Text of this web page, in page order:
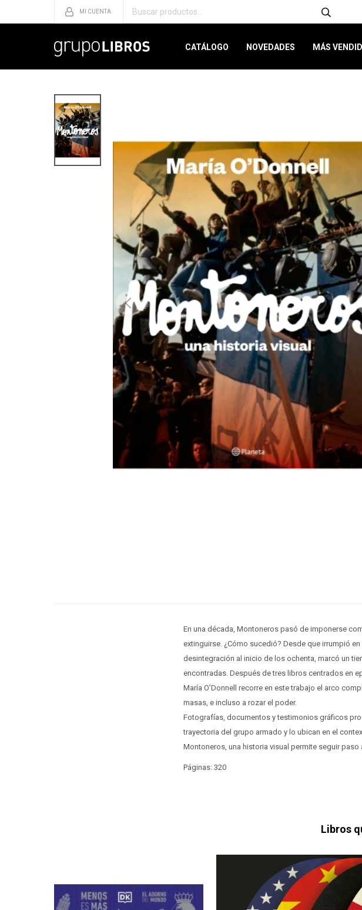
CATÁLOGO NOVEDADES MÁS
En una década, Montoneros pasó de imponerse
extinguirse. ¿Cómo sucedió? Desde que irrumpió
desintegración al inicio de los ochenta, marcó un
encontradas. Después de tres libros centrados en
María O’Donnell recorre en este trabajo el arco
masas, e incluso a rozar el poder.
Fotografías, documentos y testimonios gráficos
trayectoria del grupo armado y lo ubican en el
Montoneros, una historia visual permite seguir
Páginas: 320
Libros